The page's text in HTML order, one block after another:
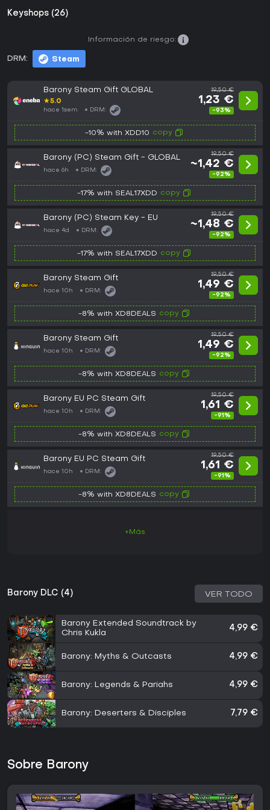
Keyshops (26)
DRM: Steam
Información de riesgo:
Barony Steam Gift GLOBAL
★5.0
hace 1sem DRM:
19,50 €
1,23 €
-93%
-10% with XDD10 copy
Barony (PC) Steam Gift - GLOBAL
hace 6h DRM:
19,50 €
~1,42 €
-92%
-17% with SEAL17XDD copy
Barony (PC) Steam Key - EU
hace 4d DRM:
19,50 €
~1,48 €
-92%
-17% with SEAL17XDD copy
Barony Steam Gift
hace 10h DRM:
19,50 €
1,49 €
-92%
-8% with XD8DEALS copy
Barony Steam Gift
hace 10h DRM:
19,50 €
1,49 €
-92%
-8% with XD8DEALS copy
Barony EU PC Steam Gift
hace 10h DRM:
19,50 €
1,61 €
-91%
-8% with XD8DEALS copy
Barony EU PC Steam Gift
hace 10h DRM:
19,50 €
1,61 €
-91%
-8% with XD8DEALS copy
+Más
Barony DLC (4) VER TODO
Barony Extended Soundtrack by
Chris Kukla
4,99 €
Barony: Myths & Outcasts 4,99 €
Barony: Legends & Pariahs 4,99 €
Barony: Deserters & Disciples 7,79 €
Sobre Barony